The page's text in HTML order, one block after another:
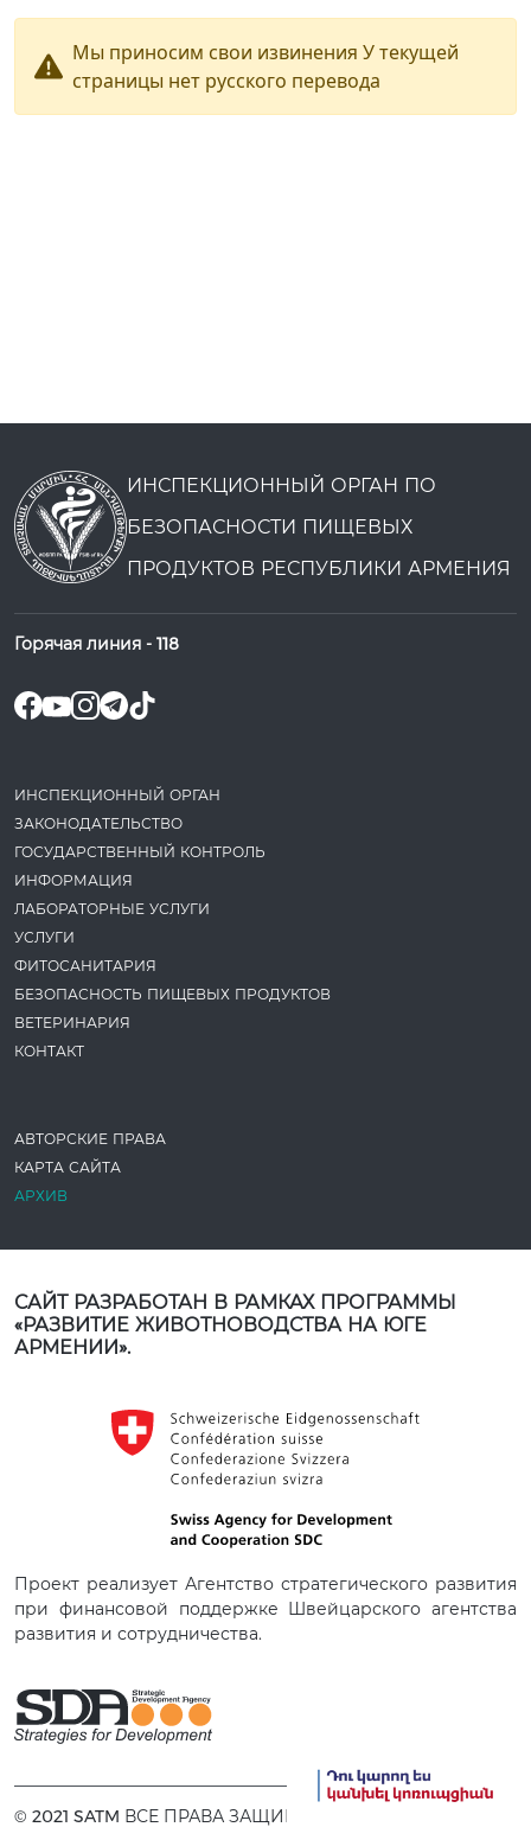
Мы приносим свои извинения У текущей
страницы нет русского перевода
ИНСПЕКЦИОННЫЙ ОРГАН ПО
БЕЗОПАСНОСТИ ПИЩЕВЫХ
ПРОДУКТОВ РЕСПУБЛИКИ АРМЕНИЯ
Горячая линия - 118
ИНСПЕКЦИОННЫЙ ОРГАН
ЗАКОНОДАТЕ­ЛЬСТВО
ГОСУДАРСТВЕННЫЙ КОНТРОЛЬ
ИНФОРМАЦИЯ
ЛАБОРАТОРНЫЕ УСЛУГИ
УСЛУГИ
ФИТОСАНИТАРИЯ
БЕЗОПАСНОСТЬ ПИЩЕВЫХ ПРОДУКТОВ
ВЕТЕРИНАРИЯ
КОНТАКТ
АВТОРСКИЕ ПРАВА
КАРТА САЙТА
АРХИВ
САЙТ РАЗРАБОТАН В РАМКАХ ПРОГРАММЫ
«РАЗВИТИЕ ЖИВОТНОВОДСТВА НА ЮГЕ
АРМЕНИИ».
Проект реализует Агентство стратегического развития
при финансовой поддержке Швейцарского агентства
развития и сотрудничества.
© 2021 SATM ВСЕ ПРАВА ЗАЩИЩЕНЫ.